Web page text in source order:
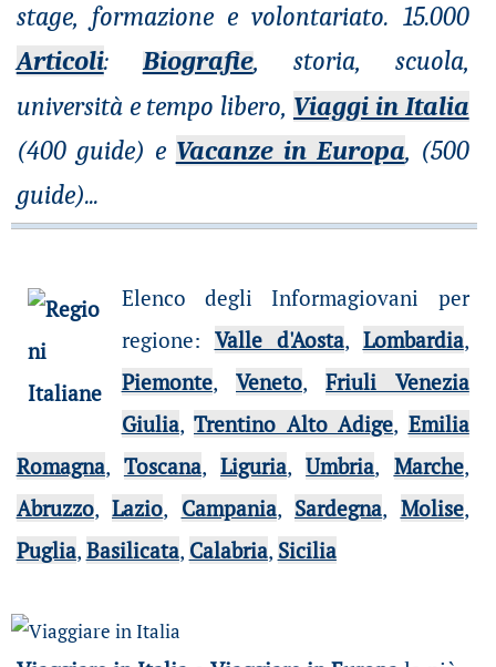
stage, formazione e volontariato. 15.000
Articoli: Biografie, storia, scuola,
università e tempo libero, Viaggi in Italia
(400 guide) e Vacanze in Europa, (500
guide)...
Elenco degli Informagiovani per
regione: Valle d'Aosta, Lombardia,
Piemonte, Veneto,Friuli Venezia
Giulia,Trentino Alto Adige, Emilia
Romagna, Toscana,Liguria,Umbria, Marche,
Abruzzo,Lazio, Campania, Sardegna, Molise,
Puglia, Basilicata, Calabria, Sicilia